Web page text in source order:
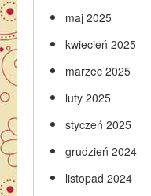
maj 2025
kwiecień 2025
marzec 2025
luty 2025
styczeń 2025
grudzień 2024
listopad 2024